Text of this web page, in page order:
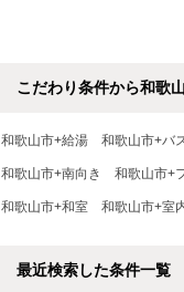
こだわり条件から和歌
和歌山市+給湯 和歌山市+バ
和歌山市+南向き 和歌山市+
和歌山市+和室 和歌山市+室
最近検索した条件一覧